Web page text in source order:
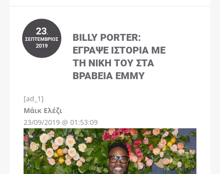
23.
ΣΕΠΤΈΜΒΡΙΟΣ
2019
BILLY PORTER:
ΈΓΡΑΨΕ ΙΣΤΟΡΊΑ ΜΕ
ΤΗ ΝΊΚΗ ΤΟΥ ΣΤΑ
ΒΡΑΒΕΊΑ EMMY
[ad_1]
Μάικ ΕλέζιInstagram
23/09/2019 @ 01:53:09